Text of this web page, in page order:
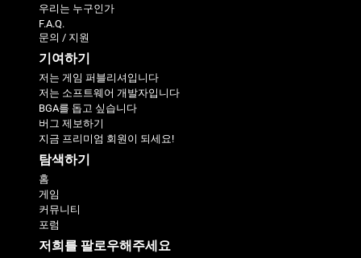
우리는 누구인가
F.A.Q.
문의 / 지원
기여하기
저는 게임 퍼블리셔입니다
저는 소프트웨어 개발자입니다
BGA를 돕고 싶습니다
버그 제보하기
지금 프리미엄 회원이 되세요!
탐색하기
홈
게임
커뮤니티
포럼
저희를 팔로우해주세요